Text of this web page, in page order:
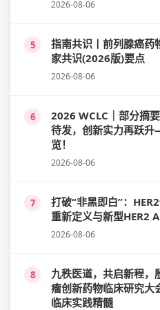
2026-08-06
5
指南共识丨前列腺癌药
家共识(2026版)要点
2026-08-06
6
2026 WCLC｜部分摘
待发，创新实力再跃
览！
2026-08-06
7
打破“非黑即白”：
重新定义与新型HER2
2026-08-06
8
九秩医道，共启新程，
瘤创新药物临床研究大
临床实践精髓